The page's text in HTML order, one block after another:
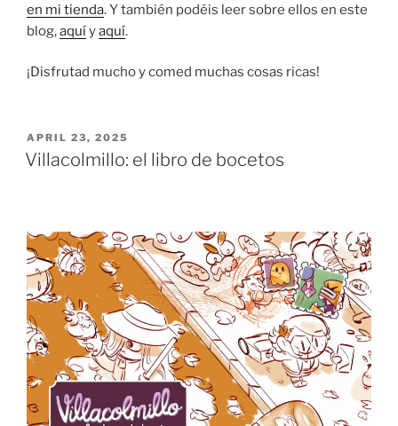
en mi tienda. Y también podéis leer sobre ellos en este
blog,aquíyaquí.
¡Disfrutad mucho y comed muchas cosas ricas!
POSTED
ON
APRIL 23, 2025
Villacolmillo: el libro de bocetos